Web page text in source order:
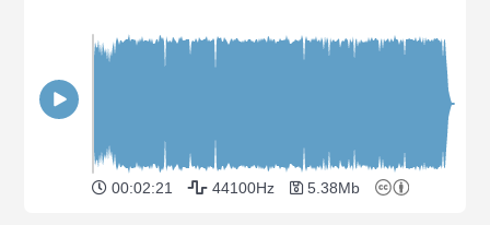
00:02:21 44100Hz 5.38Mb